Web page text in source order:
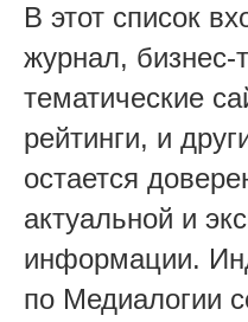
В этот список
журнал, бизнес-
тематические
рейтинги, и
остается
актуальной и
информации.
по Медиалогии